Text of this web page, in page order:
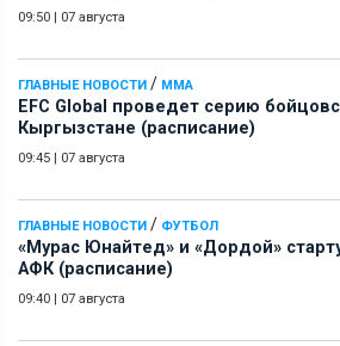
09:50 | 07 августа
ГЛАВНЫЕ НОВОСТИ / ММА
EFC Global проведет серию
Кыргызстане (расписание)
09:45 | 07 августа
ГЛАВНЫЕ НОВОСТИ / ФУТБОЛ
«Мурас Юнайтед» и «Дордой»
АФК (расписание)
09:40 | 07 августа